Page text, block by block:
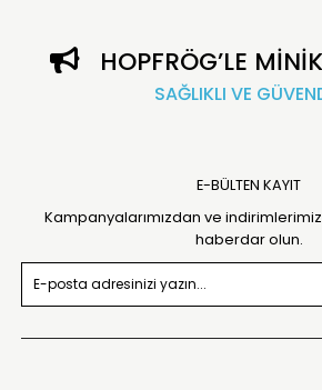
HOPFRÖG’LE
SAĞLIKLI VE
E-BÜLTEN KAYIT
Kampanyalarımızdan ve
haberdar olun.